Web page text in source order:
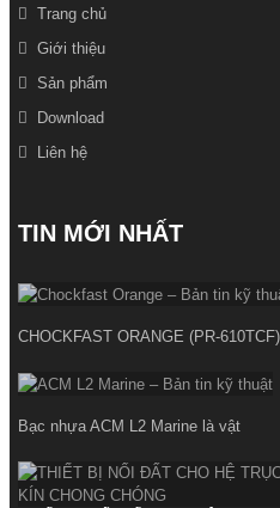
Trang chủ
Giới thiệu
Sản phẩm
Download
Liên hệ
TIN MỚI NHẤT
CHOCKFAST ORANGE (PR-
Bạc nhựa ACM L2 Marine là vật